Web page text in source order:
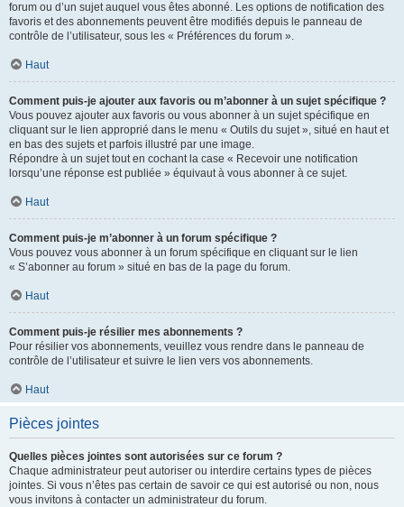
forum ou d’un sujet auquel vous êtes abonné. Les options de notification des
favoris et des abonnements peuvent être modifiés depuis le panneau de
contrôle de l’utilisateur, sous les « Préférences du forum ».
Haut
Comment puis-je ajouter aux favoris ou m’abonner à un sujet spécifique ?
Vous pouvez ajouter aux favoris ou vous abonner à un sujet spécifique en
cliquant sur le lien approprié dans le menu « Outils du sujet », situé en haut et
en bas des sujets et parfois illustré par une image.
Répondre à un sujet tout en cochant la case « Recevoir une notification
lorsqu’une réponse est publiée » équivaut à vous abonner à ce sujet.
Haut
Comment puis-je m’abonner à un forum spécifique ?
Vous pouvez vous abonner à un forum spécifique en cliquant sur le lien
« S’abonner au forum » situé en bas de la page du forum.
Haut
Comment puis-je résilier mes abonnements ?
Pour résilier vos abonnements, veuillez vous rendre dans le panneau de
contrôle de l’utilisateur et suivre le lien vers vos abonnements.
Haut
Pièces jointes
Quelles pièces jointes sont autorisées sur ce forum ?
Chaque administrateur peut autoriser ou interdire certains types de pièces
jointes. Si vous n’êtes pas certain de savoir ce qui est autorisé ou non, nous
vous invitons à contacter un administrateur du forum.